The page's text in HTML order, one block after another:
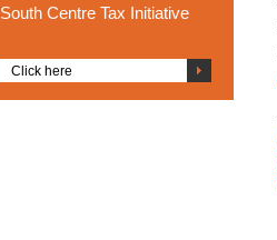
South Centre Tax Initiative
Click here